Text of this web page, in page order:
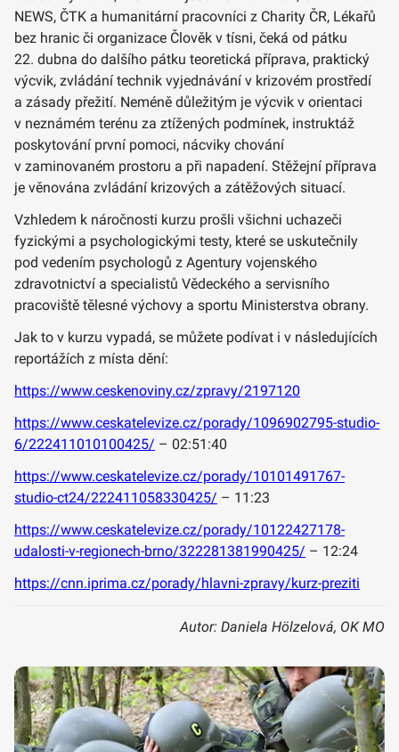
NEWS, ČTK a humanitární pracovníci z Charity ČR, Lékařů
bez hranic či organizace Člověk v tísni, čeká od pátku
22. dubna do dalšího pátku teoretická příprava, praktický
výcvik, zvládání technik vyjednávání v krizovém prostředí
a zásady přežití. Neméně důležitým je výcvik v orientaci
v neznámém terénu za ztížených podmínek, instruktáž
poskytování první pomoci, nácviky chování
v zaminovaném prostoru a při napadení. Stěžejní příprava
je věnována zvládání krizových a zátěžových situací.
Vzhledem k náročnosti kurzu prošli všichni uchazeči
fyzickými a psychologickými testy, které se uskutečnily
pod vedením psychologů z Agentury vojenského
zdravotnictví a specialistů Vědeckého a servisního
pracoviště tělesné výchovy a sportu Ministerstva obrany.
Jak to v kurzu vypadá, se můžete podívat i v následujících
reportážích z místa dění:
https://www.ceskenoviny.cz/zpravy/2197120
https://www.ceskatelevize.cz/porady/1096902795-studio-
6/222411010100425/ – 02:51:40
https://www.ceskatelevize.cz/porady/10101491767-
studio-ct24/222411058330425/ – 11:23
https://www.ceskatelevize.cz/porady/10122427178-
udalosti-v-regionech-brno/322281381990425/ – 12:24
https://cnn.iprima.cz/porady/hlavni-zpravy/kurz-preziti
Autor: Daniela Hölzelová, OK MO